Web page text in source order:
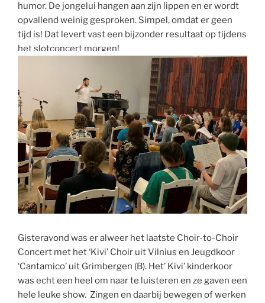
humor. De jongelui hangen aan zijn lippen en er wordt
opvallend weinig gesproken. Simpel, omdat er geen
tijd is! Dat levert vast een bijzonder resultaat op tijdens
het slotconcert morgen!
Gisteravond was er alweer het laatste Choir-to-Choir
Concert met het ‘Kivi’ Choir uit Vilnius en Jeugdkoor
‘Cantamico’ uit Grimbergen (B). Het’ Kivi’ kinderkoor
was echt een heel om naar te luisteren en ze gaven een
hele leuke show. Zingen en daarbij bewegen of werken